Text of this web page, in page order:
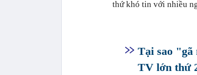
thứ khó tin với nhiều
Tại sao "gã
TV lớn thứ